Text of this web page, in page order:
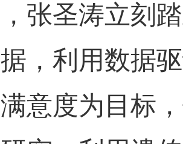
张圣涛立刻
，利用数据
意度为目标